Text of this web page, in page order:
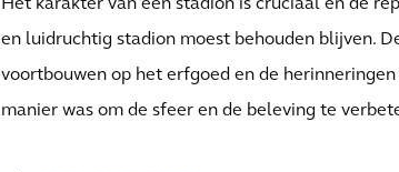
Het karakter van een stadion is cruciaal en de
en luidruchtig stadion moest behouden blijven.
voortbouwen op het erfgoed en de
manier was om de sfeer en de beleving te